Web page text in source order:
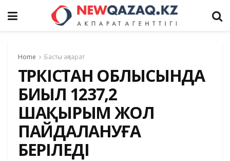
Home Басты ақпарат
ТҮРКІСТАН ОБЛЫСЫНДА
БИЫЛ 1237,2
ШАҚЫРЫМ ЖОЛ
ПАЙДАЛАНУҒА
БЕРІЛЕДІ